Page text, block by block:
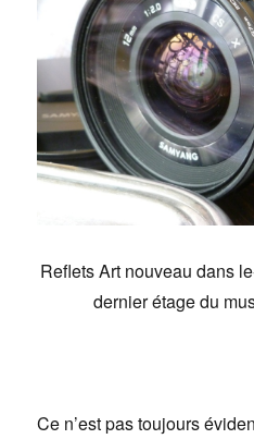
Reflets Art nouveau dans
dernier étage du
Ce n’est pas toujours